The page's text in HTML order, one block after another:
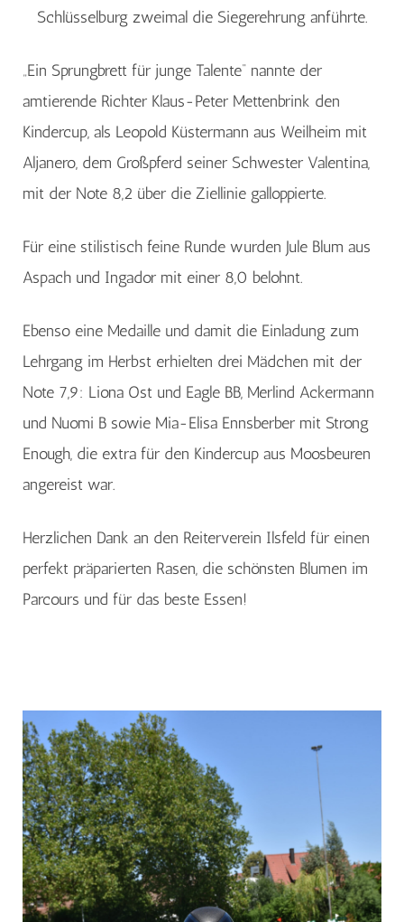
Schlüsselburg zweimal die Siegerehrung anführte.
„Ein Sprungbrett für junge Talente“ nannte der
amtierende Richter Klaus-Peter Mettenbrink den
Kindercup, als Leopold Küstermann aus Weilheim mit
Aljanero, dem Großpferd seiner Schwester Valentina,
mit der Note 8,2 über die Ziellinie galloppierte.
Für eine stilistisch feine Runde wurden Jule Blum aus
Aspach und Ingador mit einer 8,0 belohnt.
Ebenso eine Medaille und damit die Einladung zum
Lehrgang im Herbst erhielten drei Mädchen mit der
Note 7,9: Liona Ost und Eagle BB, Merlind Ackermann
und Nuomi B sowie Mia-Elisa Ennsberber mit Strong
Enough, die extra für den Kindercup aus Moosbeuren
angereist war.
Herzlichen Dank an den Reiterverein Ilsfeld für einen
perfekt präparierten Rasen, die schönsten Blumen im
Parcours und für das beste Essen!